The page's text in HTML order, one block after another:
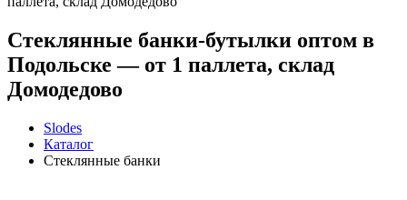
Стеклянные банки-бутылки оптом в
Подольске — от 1 паллета, склад
Домодедово
Slodes
Каталог
Стеклянные банки